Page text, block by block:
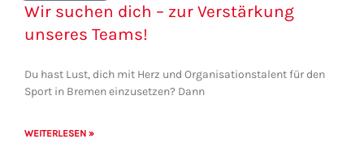
Wir suchen dich – zur Verstärkung
unseres Teams!
Du hast Lust, dich mit Herz und Organisationstalent für den
Sport in Bremen einzusetzen? Dann
WEITERLESEN »